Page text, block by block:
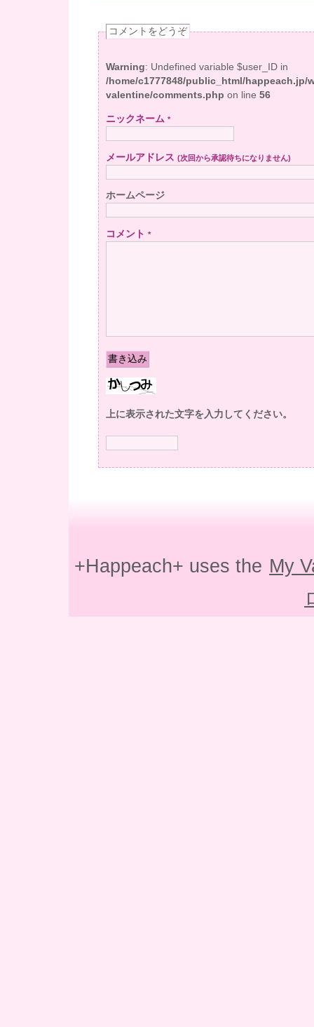
コメントをどうぞ
Warning
: Undefined variable $user_ID in
/home/c1777848/public_html/happeach.jp/
valentine/comments.php on line 56
ニックネーム *
メールアドレス (次回から承認待ちになりません)
ホームページ
コメント *
上に表示された文字を入力してください。
+Happeach+ uses the My